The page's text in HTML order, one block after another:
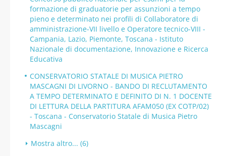
formazione di graduatorie per assunzioni a tempo
pieno e determinato nei profili di Collaboratore di
amministrazione-VII livello e Operatore tecnico-VIII -
Campania, Lazio, Piemonte, Toscana - Istituto
Nazionale di documentazione, Innovazione e Ricerca
Educativa
CONSERVATORIO STATALE DI MUSICA PIETRO
MASCAGNI DI LIVORNO - BANDO DI RECLUTAMENTO
A TEMPO DETERMINATO E DEFINITO DI N. 1 DOCENTE
DI LETTURA DELLA PARTITURA AFAM050 (EX COTP/02)
- Toscana - Conservatorio Statale di Musica Pietro
Mascagni
Mostra altro... (6)